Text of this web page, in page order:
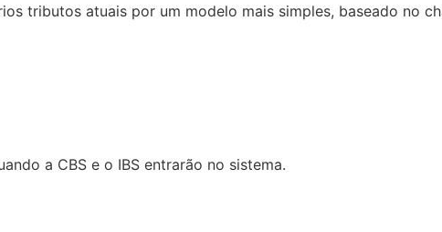
tributos atuais por um modelo mais simples, baseado no
a CBS e o IBS entrarão no sistema.